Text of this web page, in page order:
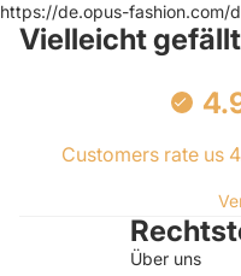
https://de.opus-fashion.com/
Vielleicht
Customers rate us
Über uns